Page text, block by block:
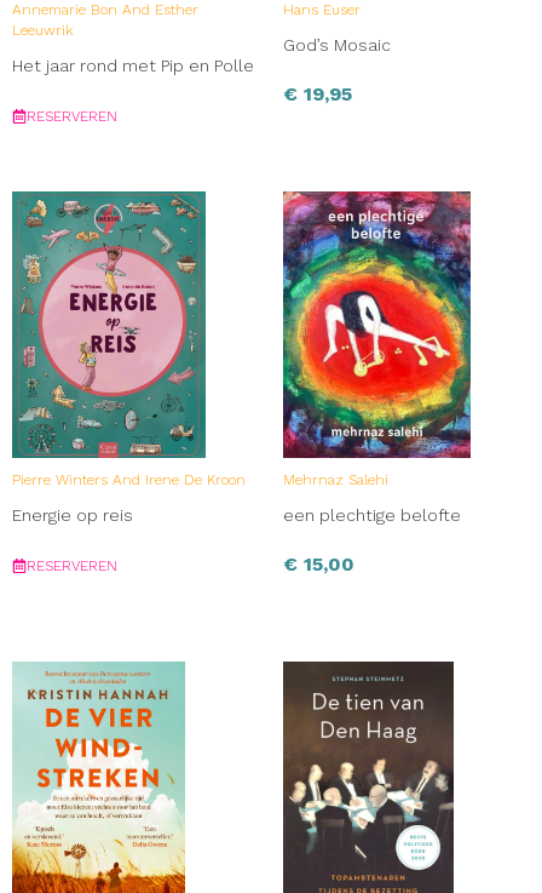
Annemarie Bon And Esther
Leeuwrik
Het jaar rond met Pip en Polle
RESERVEREN
Hans Euser
God’s Mosaic
€ 19,95
Pierre Winters And Irene De Kroon
Energie op reis
RESERVEREN
Mehrnaz Salehi
een plechtige belofte
€ 15,00